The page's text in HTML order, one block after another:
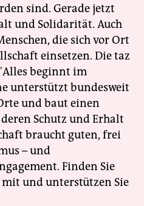
sind. Gerade jetzt
und Solidarität. Auch
die sich vor Ort
einsetzen. Die taz
beginnt im
unterstützt bundesweit
und baut einen
Schutz und Erhalt
braucht guten, frei
– und
Finden Sie
mit und unterstützen Sie